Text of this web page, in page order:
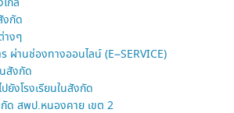
กล
งกัด
างๆ
ร ผ่านช่องทางออนไลน์ (E–SERVICE)
สังกัด
ยังโรงเรียนในสังกัด
กัด สพป.หนองคาย เขต 2